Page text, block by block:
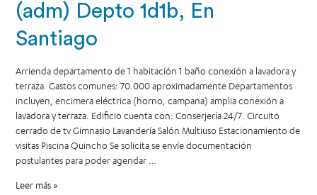
(adm) Depto 1d1b, En
Santiago
Arrienda departamento de 1 habitación 1 baño conexión a lavadora y
terraza. Gastos comunes: 70.000 aproximadamente Departamentos
incluyen, encimera eléctrica (horno, campana) amplia conexión a
lavadora y terraza. Edificio cuenta con: Conserjería 24/7. Circuito
cerrado de tv Gimnasio Lavandería Salón Multiuso Estacionamiento de
visitas Piscina Quincho Se solicita se envíe documentación
postulantes para poder agendar …
Leer más »